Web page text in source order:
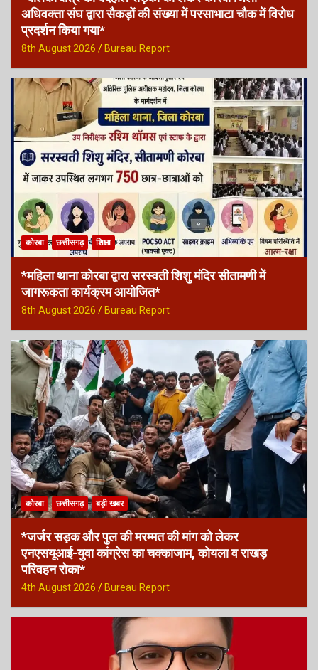
अधिवक्ता संघ द्वारा सैकड़ों की संख्या में परसाभाटा चौक में विरोध
प्रदर्शन किया गया*
8th August 2026 Bureau Report
कोरबा छत्तीसगढ़ शिक्षा
*महिला थाना कोरबा द्वारा सरस्वती शिशु मंदिर सीतामणी में
जागरूकता कार्यक्रम आयोजित*
8th August 2026 Bureau Report
कोरबा छत्तीसगढ़ बड़ी खबर
*जर्जर सड़क और पुल की मरम्मत की मांग को लेकर
एनएसयूआई-युवा कांग्रेस का चक्काजाम, कोयला व राखड़
परिवहन रोका*
4th August 2026 Bureau Report